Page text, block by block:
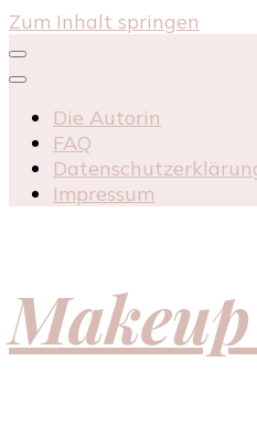
Zum Inhalt springen
Die Autorin
FAQ
Impressum